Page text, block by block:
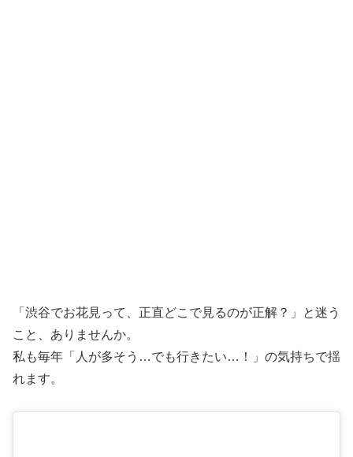
「渋谷でお花見って、正直どこで見るのが正解？」と迷う
こと、ありませんか。
私も毎年「人が多そう…でも行きたい…！」の気持ちで揺
れます。